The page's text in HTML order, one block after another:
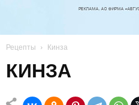
Рецепты Кинза
КИНЗА